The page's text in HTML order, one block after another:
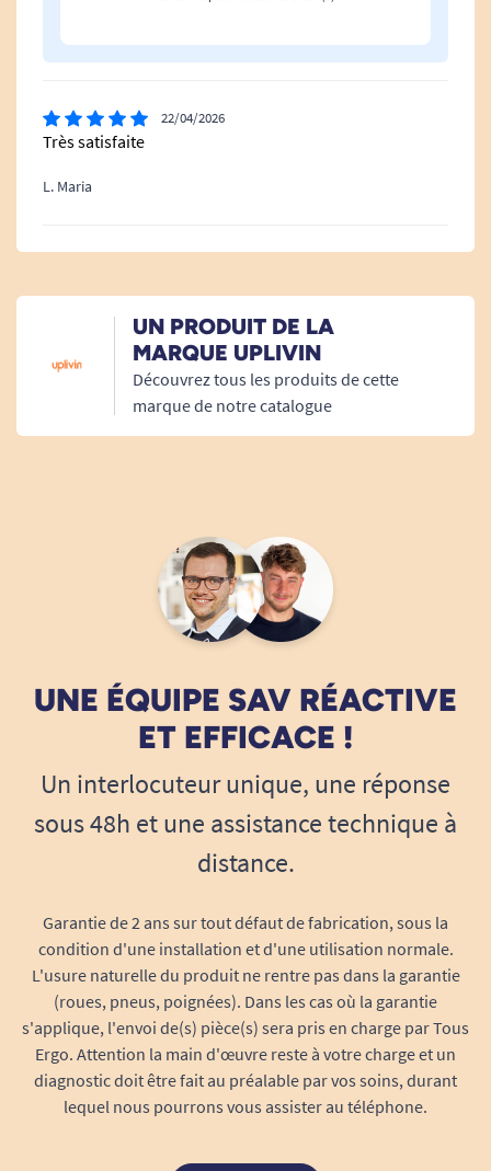
les sorties en toute tranquillité, avec ou sans
assistance.
de ces situations :
vous vous fatiguez rapidement.
régulièrement pendant vos sorties.
Vous manquez de place chez vous ou dans
votre voiture pour stocker deux aides à la
marche.
détergent doux
Dimensions pliées :71,5 x 26,5 x 83 à 99,5
Grâce à sapolyvalence, le Glide permet d’alléger
le quotidien, de continuer à profiter des sorties
et de conserver un certain niveau d’autonomie,
sans compromis sur le confort ni la sécurité.
22/04/2026
Très satisfaite
L. Maria
UN PRODUIT DE LA
MARQUE UPLIVIN
Découvrez tous les produits de cette
marque de notre catalogue
UNE ÉQUIPE SAV RÉACTIVE
ET EFFICACE !
Un interlocuteur unique, une réponse
sous 48h et une assistance technique à
distance.
Garantie de 2 ans sur tout défaut de fabrication, sous la
condition d'une installation et d'une utilisation normale.
L'usure naturelle du produit ne rentre pas dans la garantie
(roues, pneus, poignées). Dans les cas où la garantie
s'applique, l'envoi de(s) pièce(s) sera pris en charge par Tous
Ergo. Attention la main d'œuvre reste à votre charge et un
diagnostic doit être fait au préalable par vos soins, durant
lequel nous pourrons vous assister au téléphone.